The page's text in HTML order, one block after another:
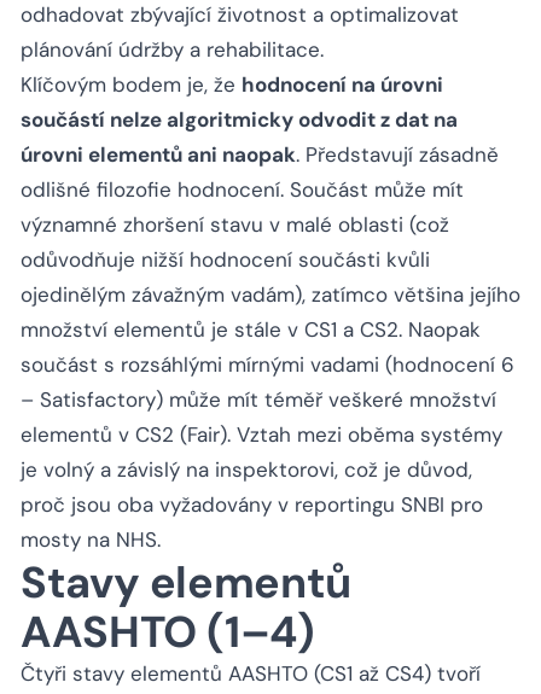
odhadovat zbývající životnost a optimalizovat
plánování údržby a rehabilitace.
Klíčovým bodem je, že hodnocení na úrovni
součástí nelze algoritmicky odvodit z dat na
úrovni elementů ani naopak. Představují zásadně
odlišné filozofie hodnocení. Součást může mít
významné zhoršení stavu v malé oblasti (což
odůvodňuje nižší hodnocení součásti kvůli
ojedinělým závažným vadám), zatímco většina jejího
množství elementů je stále v CS1 a CS2. Naopak
součást s rozsáhlými mírnými vadami (hodnocení 6
– Satisfactory) může mít téměř veškeré množství
elementů v CS2 (Fair). Vztah mezi oběma systémy
je volný a závislý na inspektorovi, což je důvod,
proč jsou oba vyžadovány v reportingu SNBI pro
mosty na NHS.
Stavy elementů
AASHTO (1–4)
Čtyři stavy elementů AASHTO (CS1 až CS4) tvoří